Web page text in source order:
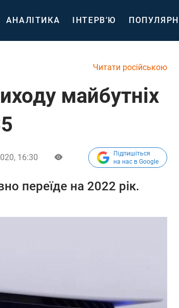
АНАЛІТИКА ІНТЕРВ’Ю
Читати російською
майбутніх
16:30
Підпишіться
на нас в Google
переїде на 2022 рік.